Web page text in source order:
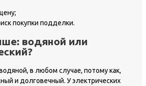
покупки подделки.
водяной или
в любом случае, потому как,
и долговечный. У электрических